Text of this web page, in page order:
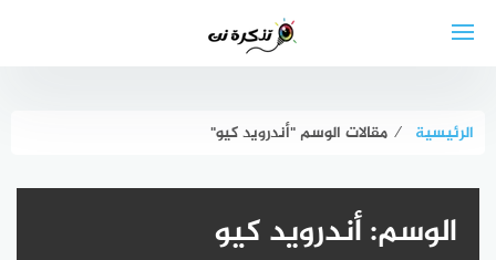
الرئيسية ⁄ مقالات الوسم "أندرويد كيو"
الوسم:أندرويد كيو